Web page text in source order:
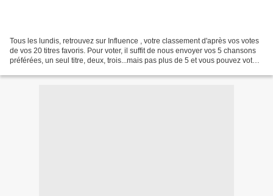
Tous les lundis, retrouvez sur Influence , votre classement d'après vos votes
de vos 20 titres favoris. Pour voter, il suffit de nous envoyer vos 5 chansons
préférées, un seul titre, deux, trois...mais pas plus de 5 et vous pouvez voter